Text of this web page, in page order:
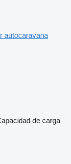
autocaravana
de carga